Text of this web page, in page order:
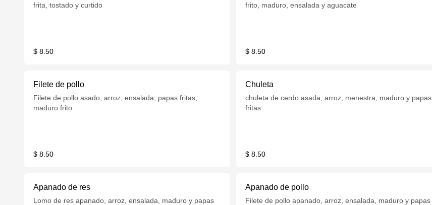
frita, tostado y curtido
$ 8.50
frito, maduro, ensalada y aguacate
$ 8.50
Filete de pollo
Filete de pollo asado, arroz, ensalada, papas fritas,
maduro frito
$ 8.50
Chuleta
chuleta de cerdo asada, arroz, menestra, maduro y papas
fritas
$ 8.50
Apanado de res
Lomo de res apanado, arroz, ensalada, maduro y papas
Apanado de pollo
Filete de pollo apanado, arroz, ensalada, maduro y papas